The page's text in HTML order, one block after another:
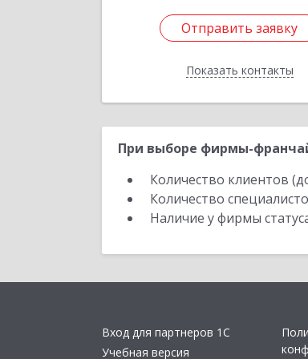
Отправить заявку
Показать контакты
Отправить заявку
Назад
При выборе фирмы-
Количество клиентов
Количество
Наличие у фирмы
Вход для партнеров 1С
Учебная версия